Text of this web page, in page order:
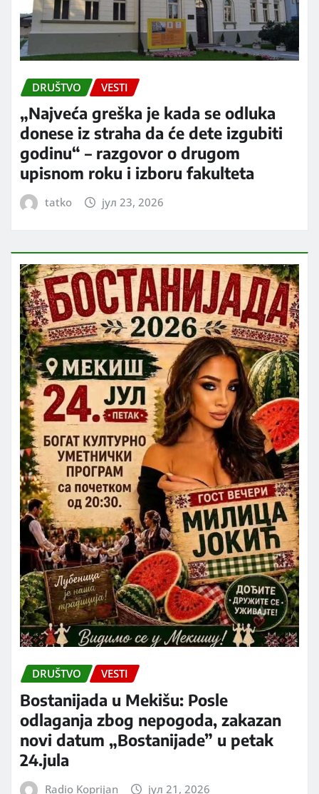
DRUŠTVO VESTI
„Najveća greška je kada se odluka
donese iz straha da će dete izgubiti
godinu“ – razgovor o drugom
upisnom roku i izboru fakulteta
tatko јул 23, 2026
DRUŠTVO VESTI
Bostanijada u Mekišu: Posle
odlaganja zbog nepogoda, zakazan
novi datum „Bostanijade” u petak
24.jula
Radio Koprijan јул 21, 2026